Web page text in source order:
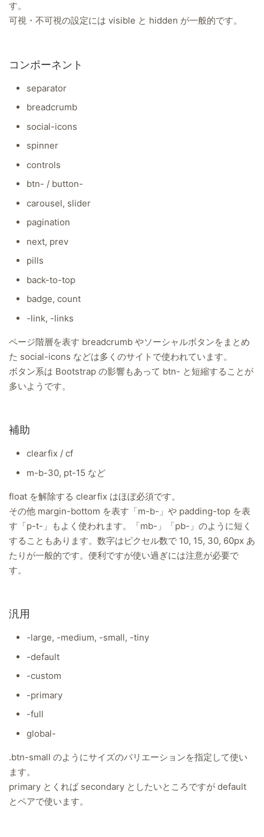
す。
可視・不可視の設定には visible と hidden が一般的です。
コンポーネント
separator
breadcrumb
social-icons
spinner
controls
btn- / button-
carousel, slider
pagination
next, prev
pills
back-to-top
badge, count
-link, -links
ページ階層を表す breadcrumb やソーシャルボタンをまとめ
た social-icons などは多くのサイトで使われています。
ボタン系は Bootstrap の影響もあって btn- と短縮することが
多いようです。
補助
clearfix / cf
m-b-30, pt-15 など
float を解除する clearfix はほぼ必須です。
その他 margin-bottom を表す「m-b-」や padding-top を表
す「p-t-」もよく使われます。「mb-」「pb-」のように短く
することもあります。数字はピクセル数で 10, 15, 30, 60px あ
たりが一般的です。便利ですが使い過ぎには注意が必要で
す。
汎用
-large, -medium, -small, -tiny
-default
-custom
-primary
-full
global-
.btn-small のようにサイズのバリエーションを指定して使い
ます。
primary とくれば secondary としたいところですが default
とペアで使います。